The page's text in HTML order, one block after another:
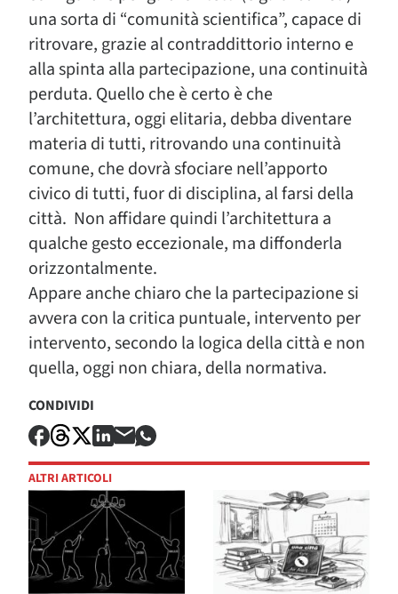
una sorta di “comunità scientifica”, capace di
ritrovare, grazie al contraddittorio interno e
alla spinta alla partecipazione, una continuità
perduta. Quello che è certo è che
l’architettura, oggi elitaria, debba diventare
materia di tutti, ritrovando una continuità
comune, che dovrà sfociare nell’apporto
civico di tutti, fuor di disciplina, al farsi della
città. Non affidare quindi l’architettura a
qualche gesto eccezionale, ma diffonderla
orizzontalmente.
Appare anche chiaro che la partecipazione si
avvera con la critica puntuale, intervento per
intervento, secondo la logica della città e non
quella, oggi non chiara, della normativa.
CONDIVIDI
ALTRI ARTICOLI